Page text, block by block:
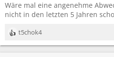
Wäre mal eine angenehme
nicht in den letzten 5 Jahren
R
e
t5chok4